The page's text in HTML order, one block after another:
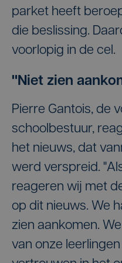
parket heeft
die beslissing.
voorlopig in de cel.
"Niet zien
Pierre Gantois, de
schoolbestuur,
het nieuws, dat
werd verspreid.
reageren wij met
op dit nieuws. We
zien aankomen.
van onze